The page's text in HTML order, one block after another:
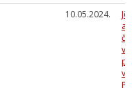
10.05.2024.